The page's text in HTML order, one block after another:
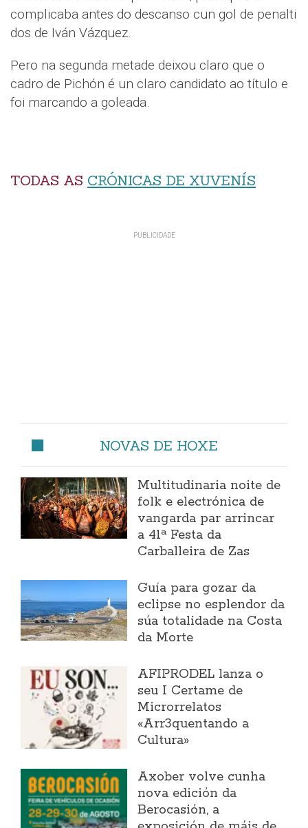
complicaba antes do descanso cun gol de penalti
dos de Iván Vázquez.
Pero na segunda metade deixou claro que o
cadro de Pichón é un claro candidato ao título e
foi marcando a goleada.
TODAS AS CRÓNICAS DE XUVENÍS
NOVAS DE HOXE
Multitudinaria noite de
folk e electrónica de
vangarda par arrincar
a 41ª Festa da
Carballeira de Zas
Guía para gozar da
eclipse no esplendor da
súa totalidade na Costa
da Morte
AFIPRODEL lanza o
seu I Certame de
Microrrelatos
«Arr3quentando a
Cultura»
Axober volve cunha
nova edición da
Berocasión, a